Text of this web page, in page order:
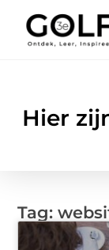
Hier
Tag: